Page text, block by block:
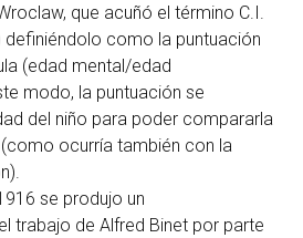
que acuñó el término C.I.
definiéndolo como la puntuación
(edad mental/edad
modo, la puntuación se
del niño para poder compararla
ocurría también con la
se produjo un
trabajo de Alfred Binet por parte